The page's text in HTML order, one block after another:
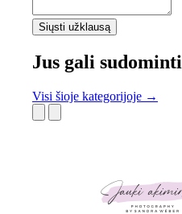
Siųsti užklausą
Jus gali sudominti
Visi šioje kategorijoje →